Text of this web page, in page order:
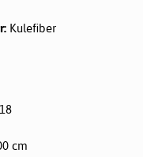
Kulefiber
cm